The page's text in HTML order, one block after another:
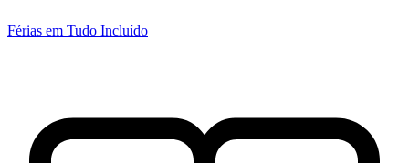
Férias em Tudo Incluído